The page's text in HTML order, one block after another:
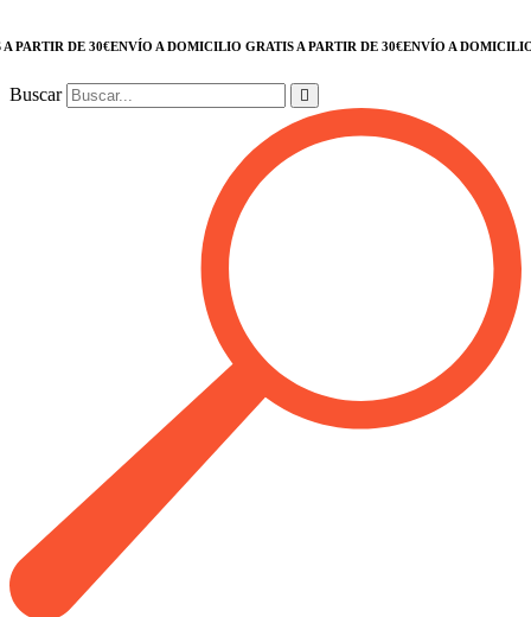
DE 30€ENVÍO A DOMICILIO GRATIS A PARTIR DE 30€ENVÍO A DOMICILIO
Buscar